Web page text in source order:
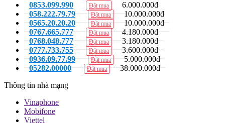
0853.099.990 Đặt mua
6.000.000đ
058.222.79.79
Đặt mua
10.000.000đ
0565.20.20.20
Đặt mua
10.000.000đ
0767.665.777
Đặt mua
4.180.000đ
0768.048.777
Đặt mua
3.180.000đ
0777.733.755
Đặt mua
3.600.000đ
0936.09.77.99
Đặt mua
5.000.000đ
05282.00000
Đặt mua
38.000.000đ
Thông tin nhà mạng
Vinaphone
Mobifone
Viettel